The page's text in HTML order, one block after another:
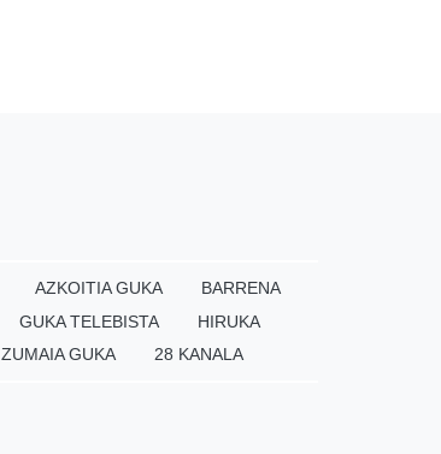
AZKOITIA GUKA
BARRENA
GUKA TELEBISTA
HIRUKA
ZUMAIA GUKA 28 KANALA